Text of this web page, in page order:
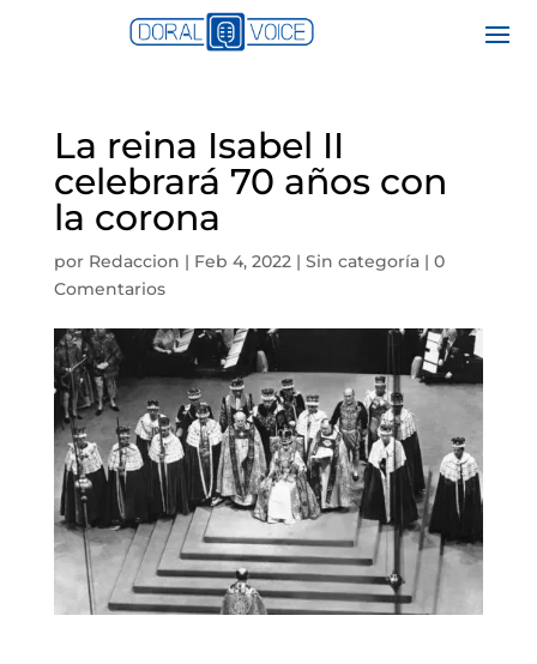
La reina Isabel II
celebrará 70 años con
la corona
por Redaccion | Feb 4, 2022| Sin categoría| 0
Comentarios